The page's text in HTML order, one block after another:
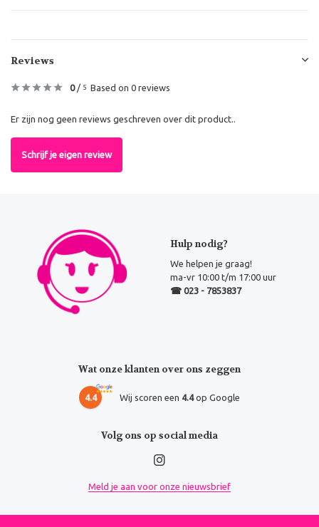
Reviews
0/ 5 Based on 0 reviews
Er zijn nog geen reviews geschreven over dit product..
Schrijf je eigen review
Hulp nodig?
We helpen je graag!
ma-vr 10:00 t/m 17:00 uur
☎ 023 - 7853837
Wat onze klanten over ons zeggen
4.4 Wij scoren een 4.4op Google
Volg ons op social media
Meld je aan voor onze nieuwsbrief